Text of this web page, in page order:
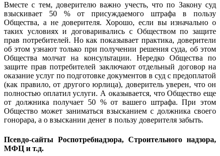
Вместе с тем, доверителю важно учесть, что по Закону суд
взыскивает 50 % от присуждаемого штрафа в пользу
Общества, а не доверителя. Хорошо, если вы изначально о
таких условиях и договаривались с Обществом по защите
прав потребителей. Но как показывает практика, доверители
об этом узнают только при получении решения суда, об этом
Общества молчат на консультации. Нередко Общества по
защите прав потребителей заключают отдельный договор на
оказание услуг по подготовке документов в суд с предоплатой
(как правило, от другого юрлица), доверитель уверен, что он
полностью оплатил услуги. А оказывается, что Общество еще
от должника получает 50 % от вашего штрафа. При этом
Общество может заниматься взысканием с должника своего
гонорара, а о взыскании денег в пользу доверителя забыть.
Псевдо-сайты Роспотребнадзора, Строительного надзора,
МФЦ и т.д.